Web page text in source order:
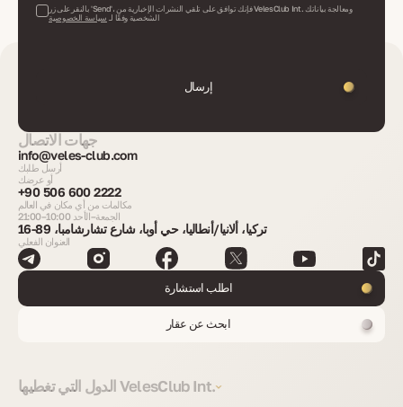
بالنقر على زر 'Send'، فإنك توافق على تلقي النشرات الإخبارية من VelesClub Int. ومعالجة بياناتك
الشخصية وفقًا لـ سياسة الخصوصية
إرسال
جهات الاتصال
info@veles-club.com
أرسل طلبك
أو عرضك
+90 506 600 2222
مكالمات من أي مكان في العالم
الجمعة–الأحد 10:00–21:00
تركيا، ألانيا/أنطاليا، حي أوبا، شارع تشارشامبا، 89-16
العنوان الفعلي
اطلب استشارة
ابحث عن عقار
الدول التي تغطيها VelesClub Int.